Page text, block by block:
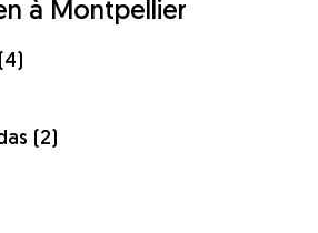
à Montpellier
(2)